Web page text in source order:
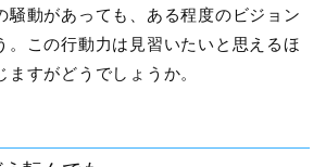
騒動があっても、ある程度のビジョン
。この行動力は見習いたいと思えるほ
ますがどうでしょうか。